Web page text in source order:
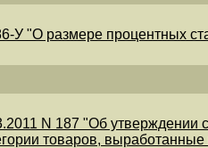
У "О размере процентных
N 187 "Об утверждении
товаров, выработанные